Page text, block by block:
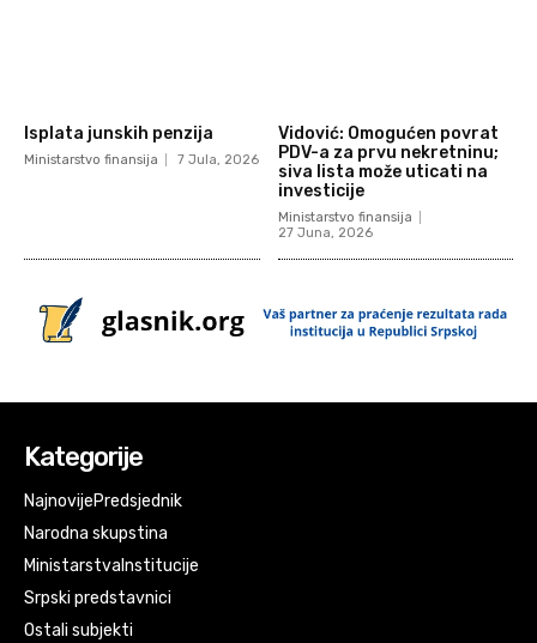
Isplata junskih penzija
Ministarstvo finansija 7 Jula, 2026
Vidović: Omogućen povrat
PDV-a za prvu nekretninu;
siva lista može uticati na
investicije
Ministarstvo finansija
27 Juna, 2026
Kategorije
NajnovijePredsjednik
Narodna skupstina
MinistarstvaInstitucije
Srpski predstavnici
Ostali subjekti